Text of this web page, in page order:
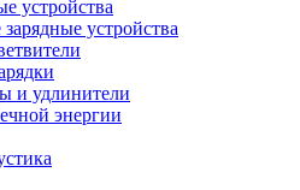
устройства
устройства
и удлинители
энергии